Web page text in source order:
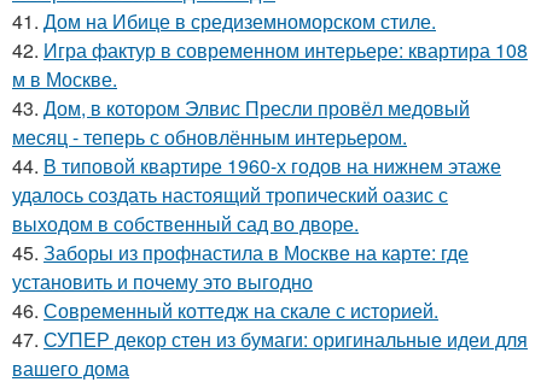
41. Дом на Ибице в средиземноморском стиле.
42. Игра фактур в современном интерьере: квартира 108
м в Москве.
43. Дом, в котором Элвис Пресли провёл медовый
месяц - теперь с обновлённым интерьером.
44. В типовой квартире 1960-х годов на нижнем этаже
удалось создать настоящий тропический оазис с
выходом в собственный сад во дворе.
45. Заборы из профнастила в Москве на карте: где
установить и почему это выгодно
46. Современный коттедж на скале с историей.
47. СУПЕР декор стен из бумаги: оригинальные идеи для
вашего дома